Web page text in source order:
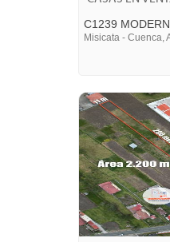
C1239
Misicata - Cuenca,